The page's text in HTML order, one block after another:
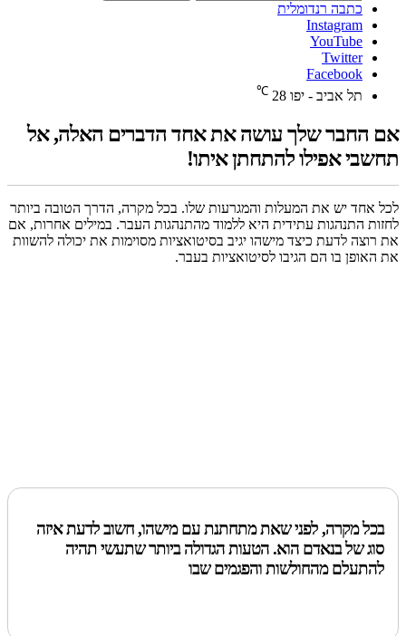
כתבה רנדומלית
Instagram
YouTube
Twitter
Facebook
תל אביב - יפו 28
℃
אם החבר שלך עושה את אחד הדברים האלה, אל
תחשבי אפילו להתחתן איתו!
לכל אחד יש את המעלות והמגרעות שלו. בכל מקרה, הדרך הטובה ביותר
לחזות התנהגות עתידית היא ללמוד מהתנהגות העבר. במילים אחרות, אם
את רוצה לדעת כיצד מישהו יגיב בסיטואציות מסוימות את יכולה להשוות
את האופן בו הם הגיבו לסיטואציות בעבר.
בכל מקרה, לפני שאת מתחתנת עם מישהו, חשוב לדעת איזה
סוג של בנאדם הוא. הטעות הגדולה ביותר שתעשי תהיה
להתעלם מהחולשות והפגמים שבו